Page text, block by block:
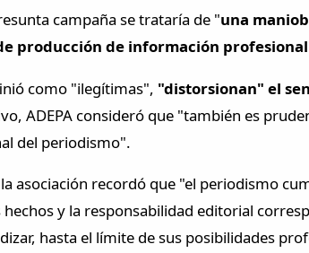
campaña se trataría de "una
producción de información profesional
como "ilegítimas", "distorsionan" el
ADEPA consideró que "también es
del periodismo".
asociación recordó que "el periodismo
y la responsabilidad editorial
hasta el límite de sus posibilidades